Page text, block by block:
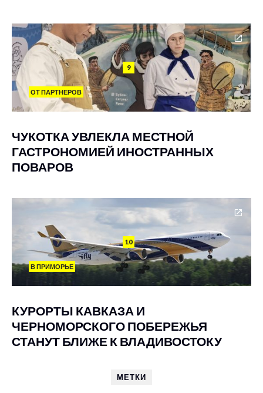
9
ОТ ПАРТНЕРОВ
ЧУКОТКА УВЛЕКЛА МЕСТНОЙ
ГАСТРОНОМИЕЙ ИНОСТРАННЫХ
ПОВАРОВ
10
В ПРИМОРЬЕ
КУРОРТЫ КАВКАЗА И
ЧЕРНОМОРСКОГО ПОБЕРЕЖЬЯ
СТАНУТ БЛИЖЕ К ВЛАДИВОСТОКУ
МЕТКИ